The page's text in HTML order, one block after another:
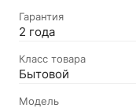
Гарантия
2 года
Класс товара
Бытовой
Модель